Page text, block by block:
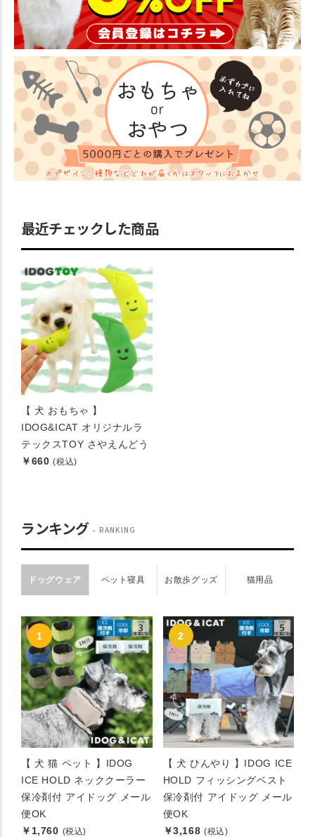
最近チェックした商品
【 犬 おもちゃ 】
IDOG&ICAT オリジナルラ
テックスTOY さやえんどう
￥660 (税込)
ランキング RANKING
ドッグウェア ペット寝具 お散歩グッズ 猫用品
【 犬 猫 ペット 】IDOG
ICE HOLD ネッククーラー
保冷剤付 アイドッグ メール
便OK
￥1,760 (税込)
【 犬 ひんやり 】IDOG ICE
HOLD フィッシングベスト
保冷剤付 アイドッグ メール
便OK
￥3,168 (税込)